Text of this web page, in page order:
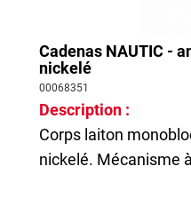
Cadenas NAUTIC -
nickelé
00068351
Description :
Corps laiton
nickelé. Mécanisme